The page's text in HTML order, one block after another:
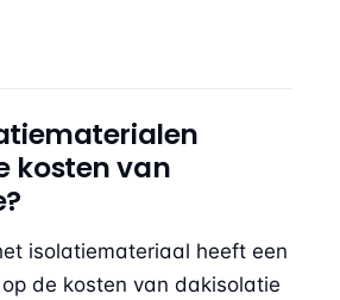
kosten van
isolatiemateriaal heeft een
de kosten van dakisolatie